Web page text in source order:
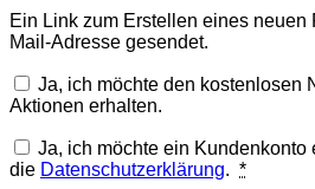
Ein Link zum Erstellen eines neuen
Mail-Adresse gesendet.
Ja, ich möchte den kostenlosen
Aktionen erhalten.
Ja, ich möchte ein Kundenkonto
die Datenschutzerklärung. *